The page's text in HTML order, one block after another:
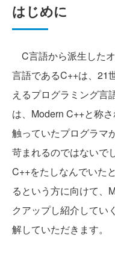
はじめに
C言語から派生した
言語であるC++は、21
えるプログラミング言
は、Modern C++と称
触っていたプログラマ
苛まれるのではないで
C++をたしなんでいた
るという方に向けて、
クアップし紹介してい
解していただきます。